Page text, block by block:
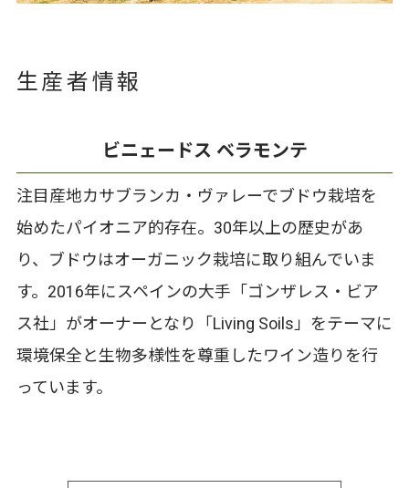
生産者情報
ビニェードス ベラモンテ
注目産地カサブランカ・ヴァレーでブドウ栽培を
始めたパイオニア的存在。30年以上の歴史があ
り、ブドウはオーガニック栽培に取り組んでいま
す。2016年にスペインの大手「ゴンザレス・ビア
ス社」がオーナーとなり「Living Soils」をテーマに
環境保全と生物多様性を尊重したワイン造りを行
っています。